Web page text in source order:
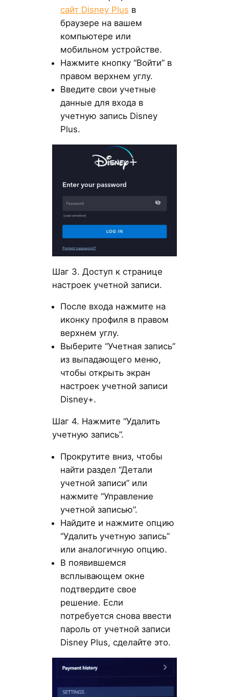
сайт Disney Plus в
браузере на вашем
компьютере или
мобильном устройстве.
Нажмите кнопку “Войти” в
правом верхнем углу.
Введите свои учетные
данные для входа в
учетную запись Disney
Plus.
Шаг 3. Доступ к странице
настроек учетной записи.
После входа нажмите на
иконку профиля в правом
верхнем углу.
Выберите “Учетная запись”
из выпадающего меню,
чтобы открыть экран
настроек учетной записи
Disney+.
Шаг 4. Нажмите “Удалить
учетную запись”.
Прокрутите вниз, чтобы
найти раздел “Детали
учетной записи” или
нажмите “Управление
учетной записью”.
Найдите и нажмите опцию
“Удалить учетную запись”
или аналогичную опцию.
В появившемся
всплывающем окне
подтвердите свое
решение. Если
потребуется снова ввести
пароль от учетной записи
Disney Plus, сделайте это.